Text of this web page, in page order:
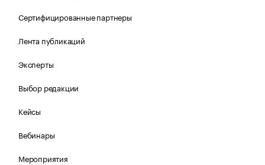
Сертифицированные партнеры
Лента публикаций
Эксперты
Выбор редакции
Кейсы
Вебинары
Мероприятия